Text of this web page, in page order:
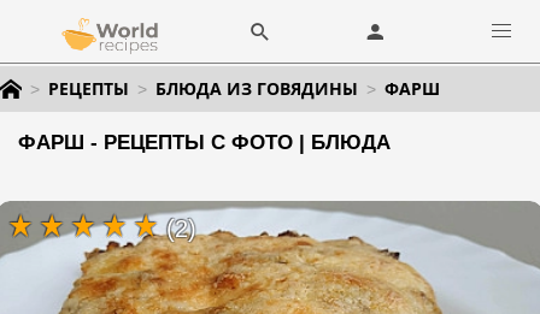
РЕЦЕПТЫ БЛЮДА ИЗ ГОВЯДИНЫ ФАРШ
ФАРШ - РЕЦЕПТЫ С ФОТО | БЛЮДА
(2)